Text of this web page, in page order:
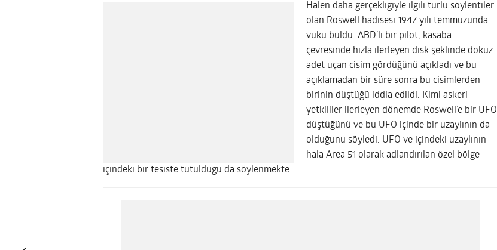
Halen daha gerçekliğiyle ilgili türlü söylentiler
olan Roswell hadisesi 1947 yılı temmuzunda
vuku buldu. ABD’li bir pilot, kasaba
çevresinde hızla ilerleyen disk şeklinde dokuz
adet uçan cisim gördüğünü açıkladı ve bu
açıklamadan bir süre sonra bu cisimlerden
birinin düştüğü iddia edildi. Kimi askeri
yetkililer ilerleyen dönemde Roswell’e bir UFO
düştüğünü ve bu UFO içinde bir uzaylının da
olduğunu söyledi. UFO ve içindeki uzaylının
hala Area 51 olarak adlandırılan özel bölge
içindeki bir tesiste tutulduğu da söylenmekte.